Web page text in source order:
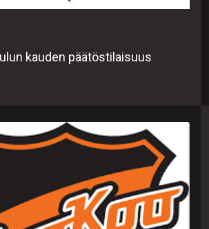
kauden päätöstilaisuus